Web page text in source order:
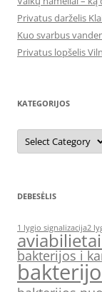
Privatus darželis
Kuo svarbus
Privatus lopšelis
KATEGORIJOS
Kategorijos
DEBESĖLIS
1 lygio signalizacija2
bakterijos i